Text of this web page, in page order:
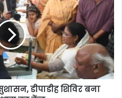
डीपाडीह शिविर बना